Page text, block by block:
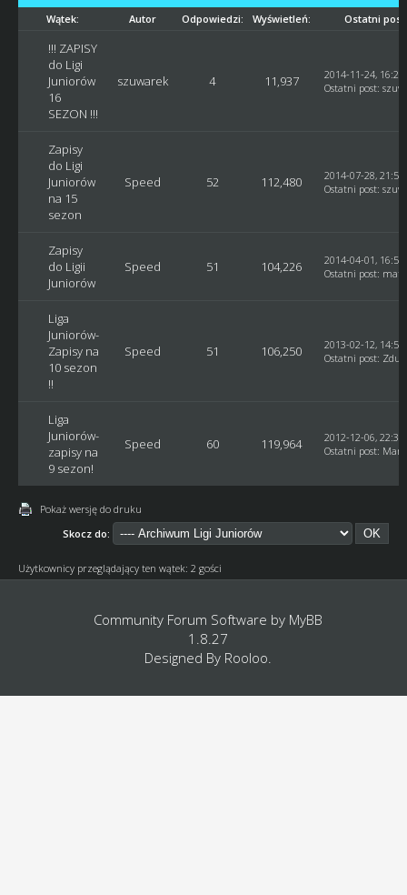
Wątek: Autor Odpowiedzi: Wyświetleń: Ostatni post
!!! ZAPISY
do Ligi
Juniorów
16
SEZON !!!
szuwarek 4 11,937
2014-11-24,
Ostatni post:
Zapisy
do Ligi
Juniorów
na 15
sezon
Speed 52 112,480
2014-07-28,
Ostatni post:
Zapisy
do Ligii
Juniorów
Speed 51 104,226
2014-04-01,
Ostatni post:
Liga
Juniorów-
Zapisy na
10 sezon
!!
Speed 51 106,250
2013-02-12,
Ostatni post:
Liga
Juniorów-
zapisy na
9 sezon!
Speed 60 119,964
2012-12-06,
Ostatni post:
Pokaż wersję do druku
Skocz do:
Użytkownicy przeglądający ten wątek: 2 gości
Community Forum Software by MyBB
1.8.27
Designed By Rooloo.